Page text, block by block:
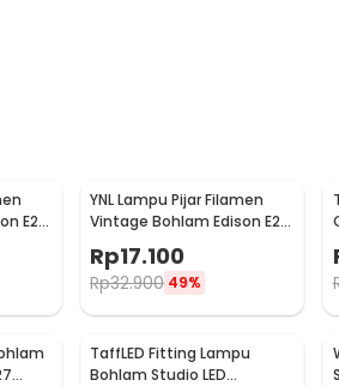
E27
YNL Lampu Pijar Filamen
Vintage Bohlam Edison E27
Rp17.100
Rp32.900 49%
TaffLED Fitting Lampu
Bohlam Studio LED